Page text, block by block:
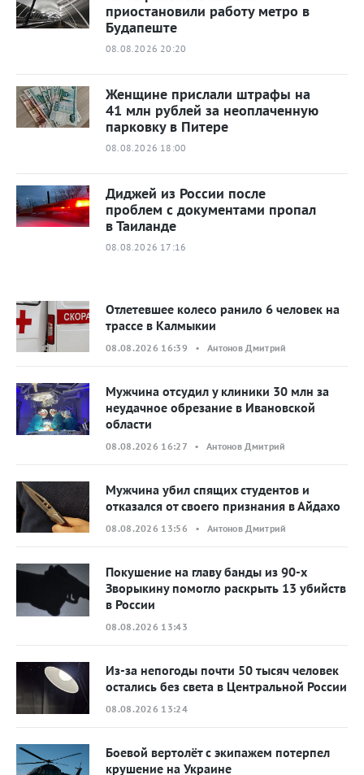
приостановили работу метро в
Будапеште
08.08.2026 20:20
Женщине прислали штрафы на
41 млн рублей за неоплаченную
парковку в Питере
08.08.2026 18:00
Диджей из России после
проблем с документами пропал
в Таиланде
08.08.2026 17:16
Отлетевшее колесо ранило 6 человек на
трассе в Калмыкии
08.08.2026 16:39 • Антонов Дмитрий
Мужчина отсудил у клиники 30 млн за
неудачное обрезание в Ивановской
области
08.08.2026 16:27 • Антонов Дмитрий
Мужчина убил спящих студентов и
отказался от своего признания в Айдахо
08.08.2026 13:56 • Антонов Дмитрий
Покушение на главу банды из 90-х
Зворыкину помогло раскрыть 13 убийств
в России
08.08.2026 13:43
Из-за непогоды почти 50 тысяч человек
остались без света в Центральной России
08.08.2026 13:24
Боевой вертолёт с экипажем потерпел
крушение на Украине